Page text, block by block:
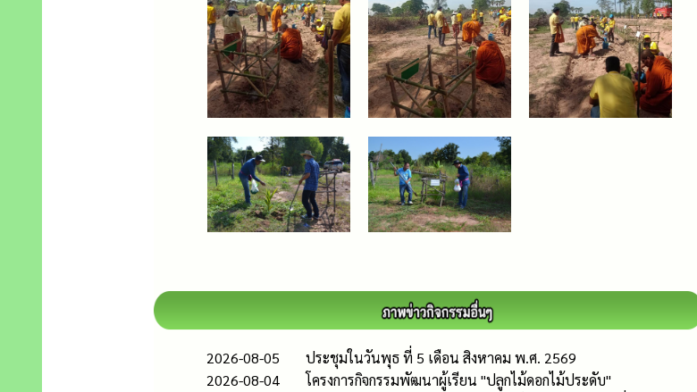
2026-08-05
ประชุมในวันพุธ ที่ 5 เดือน สิงหาคม พ.ศ. 2569
2026-08-04
โครงการกิจกรรมพัฒนาผู้เรียน "ปลูกไม้ดอกไม้ประดับ"